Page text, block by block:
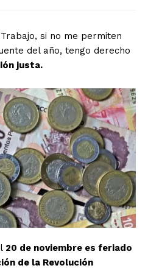
si no me permiten
del año, tengo derecho
justa.
20 de noviembre es feriado
de la Revolución